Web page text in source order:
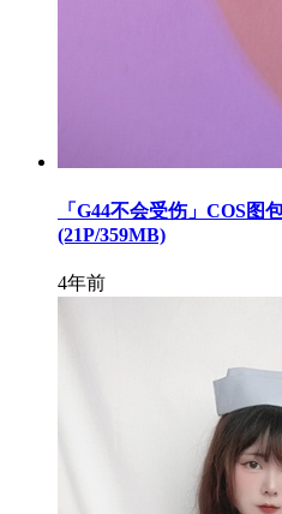
「G44不会受伤」COS图
(21P/359MB)
4年前